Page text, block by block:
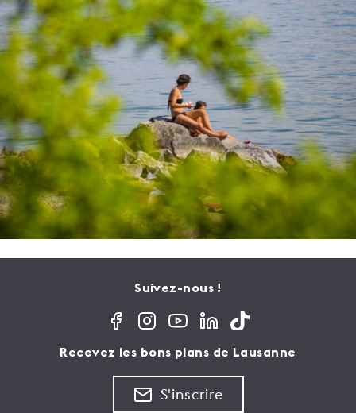
Suivez-nous !
Recevez les bons plans de Lausanne
S'inscrire